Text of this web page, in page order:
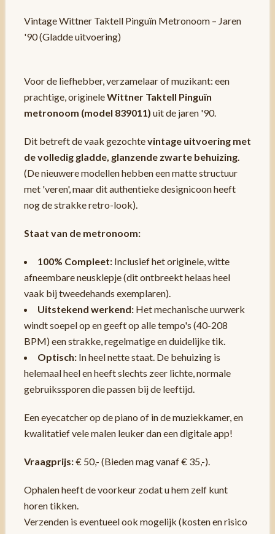
Vintage Wittner Taktell Pinguïn Metronoom – Jaren
'90 (Gladde uitvoering)
Voor de liefhebber, verzamelaar of muzikant: een
prachtige, origineleWittner Taktell Pinguïn
metronoom (model 839011) uit de jaren '90.
Dit betreft de vaak gezochtevintage uitvoering met
de volledig gladde, glanzende zwarte behuizing.
(De nieuwere modellen hebben een matte structuur
met 'veren', maar dit authentieke designicoon heeft
nog de strakke retro-look).
Staat van de metronoom:
100% Compleet:Inclusief het originele, witte
afneembare neusklepje (dit ontbreekt helaas heel
vaak bij tweedehands exemplaren).
Uitstekend werkend:Het mechanische uurwerk
windt soepel op en geeft op alle tempo's (40-208
BPM) een strakke, regelmatige en duidelijke tik.
Optisch:In heel nette staat. De behuizing is
helemaal heel en heeft slechts zeer lichte, normale
gebruikssporen die passen bij de leeftijd.
Een eyecatcher op de piano of in de muziekkamer, en
kwalitatief vele malen leuker dan een digitale app!
Vraagprijs:€ 50,- (Bieden mag vanaf € 35,-).
Ophalen heeft de voorkeur zodat u hem zelf kunt
horen tikken.
Verzenden is eventueel ook mogelijk (kosten en risico